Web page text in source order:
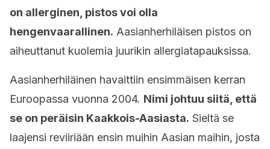
on allerginen, pistos voi olla
hengenvaarallinen. Aasianherhiläisen pistos on
aiheuttanut kuolemia juurikin allergiatapauksissa.
Aasianherhiläinen havaittiin ensimmäisen kerran
Euroopassa vuonna 2004. Nimi johtuu siitä, että
se on peräisin Kaakkois-Aasiasta. Sieltä se
laajensi reviiriään ensin muihin Aasian maihin, josta